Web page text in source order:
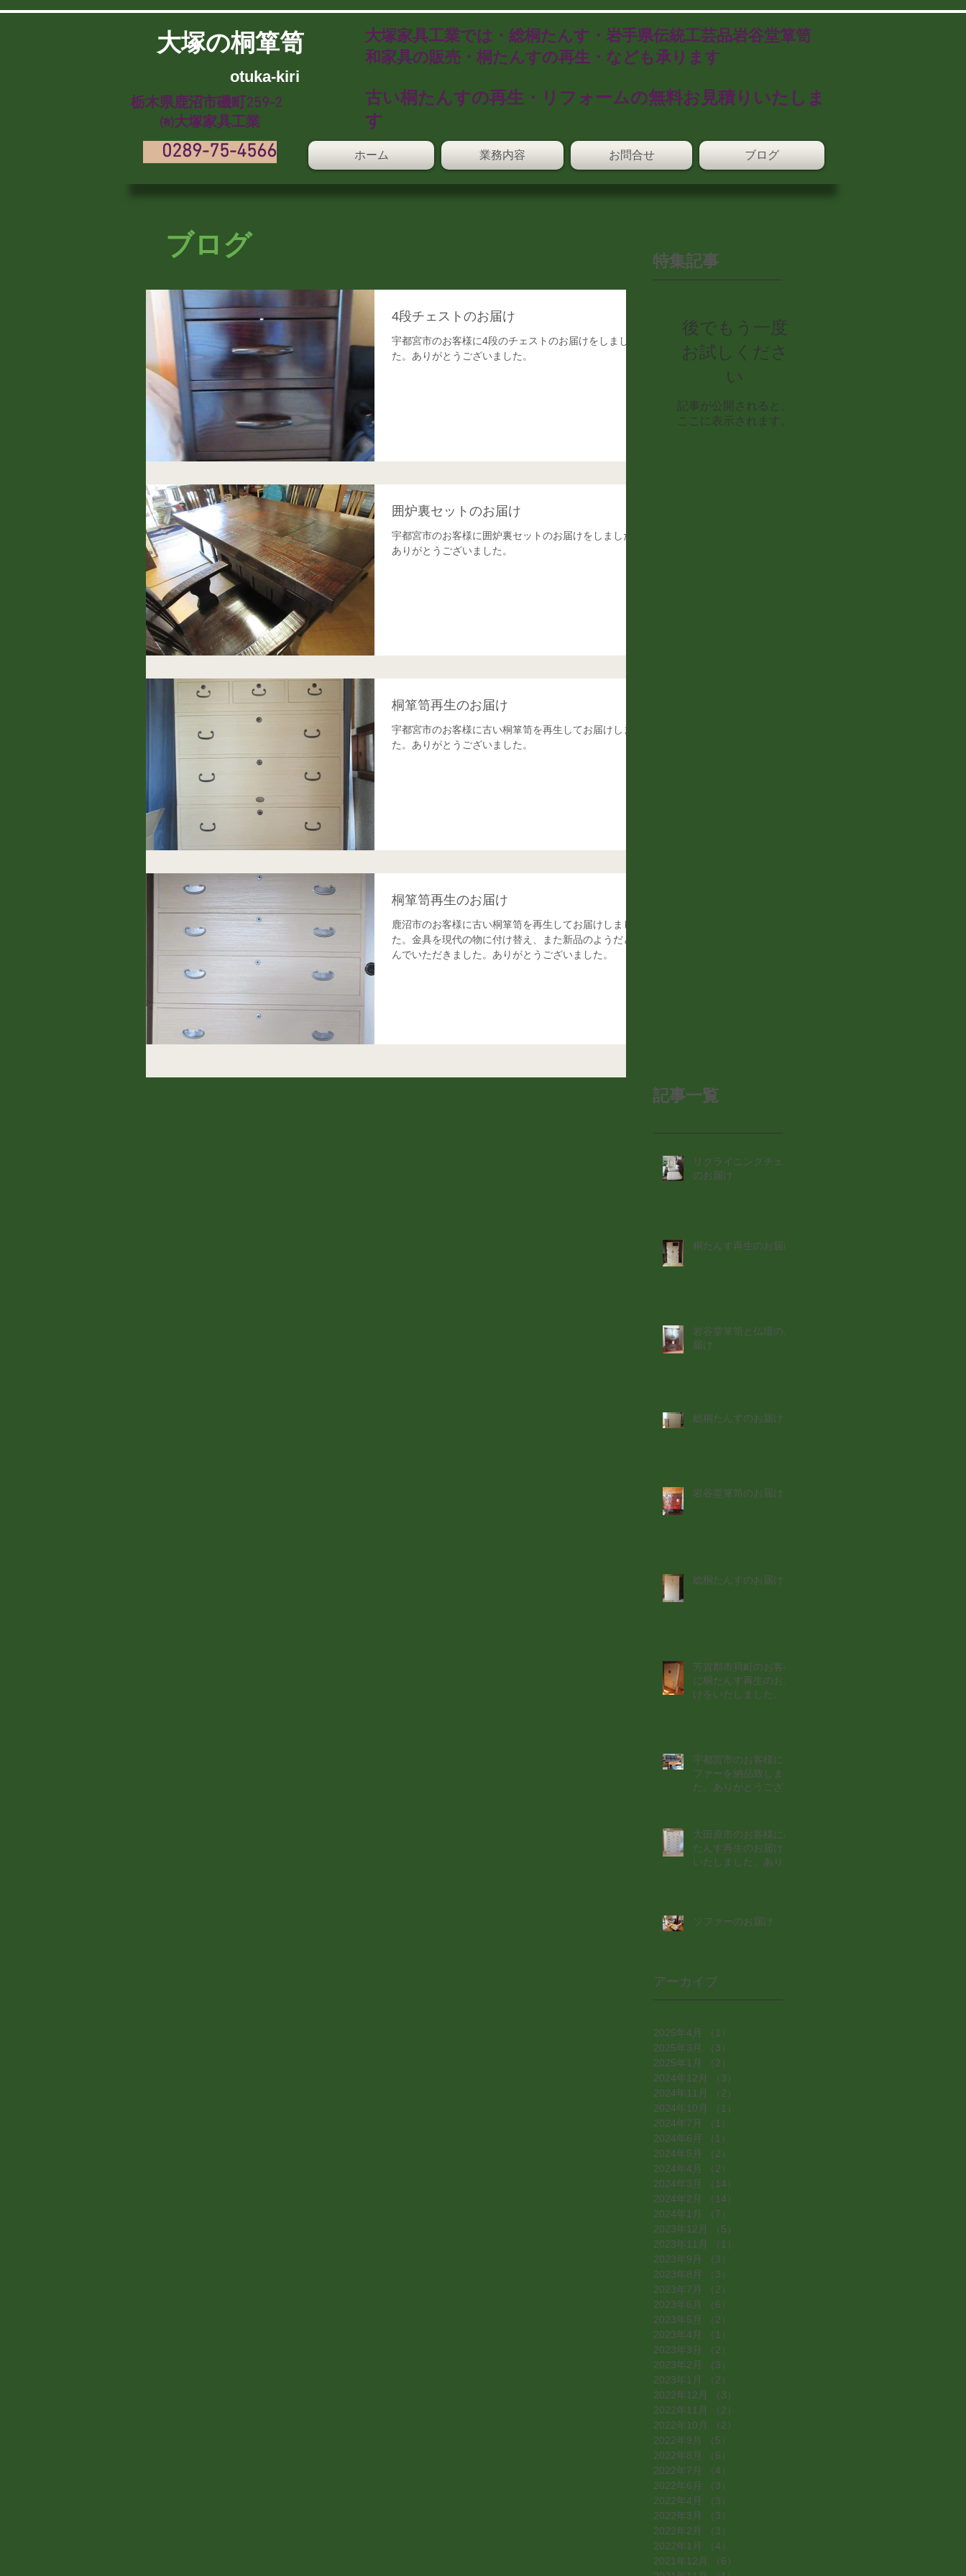
大塚の桐箪笥
otuka-kiri
​大塚家具工業では・総桐たんす・岩手県伝統工芸品岩谷堂箪笥
和家具の販売・桐たんすの再生・なども承ります
​古い桐たんすの再生・リフォームの無料お見積りいたしま
す
栃木県鹿沼市磯町259-2
㈲大塚家具工業
0289-75-4566 ホーム 業務内容 お問合せ ブログ
4段チェストのお届け
宇都宮市のお客様に4段のチェストのお届けをしまし
た。ありがとうございました。
囲炉裏セットのお届け
宇都宮市のお客様に囲炉裏セットのお届けをしました。
ありがとうございました。
桐箪笥再生のお届け
宇都宮市のお客様に古い桐箪笥を再生してお届けしまし
た。ありがとうございました。
桐箪笥再生のお届け
鹿沼市のお客様に古い桐箪笥を再生してお届けしまし
た。金具を現代の物に付け替え、また新品のようだと喜
んでいただきました。ありがとうございました。
ブログ 特集記事
後でもう一度
お試しくださ
い
記事が公開されると、
ここに表示されます。
記事一覧
リクライニングチェア
のお届け
桐たんす再生のお届け
岩谷堂箪笥と仏壇のお
届け
総桐たんすのお届け
岩谷堂箪笥のお届け
総桐たんすのお届け
芳賀郡市貝町のお客様
に桐たんす再生のお届
けをいたしました。あ
宇都宮市のお客様にソ
ファーを納品致しまし
た。ありがとうござい
大田原市のお客様に桐
たんす再生のお届けを
いたしました。ありが
ソファーのお届け
アーカイブ
2025年4月 （1）
2025年3月
（3）
2025年1月
（2）
2024年12月
（3）
2024年11月
（2）
2024年10月
（1）
2024年7月
（1）
2024年6月
（1）
2024年5月
（2）
2024年4月
（2）
2024年3月
（14）
2024年2月
（14）
2024年1月
（7）
2023年12月
（5）
2023年11月
（1）
2023年9月
（3）
2023年8月
（3）
2023年7月
（2）
2023年6月
（6）
2023年5月
（2）
2023年4月
（1）
2023年3月
（2）
2023年2月
（3）
2023年1月
（2）
2022年12月
（3）
2022年11月
（2）
2022年10月
（2）
2022年9月
（5）
2022年8月
（6）
2022年7月
（4）
2022年6月
（3）
2022年4月
（3）
2022年3月
（3）
2022年2月
（3）
2022年1月
（4）
2021年12月
（6）